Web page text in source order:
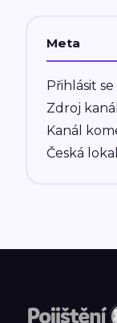
Meta
Přihlásit se
Zdroj
Kanál
Česká